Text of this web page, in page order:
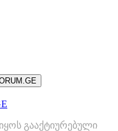
გააქტიურებული